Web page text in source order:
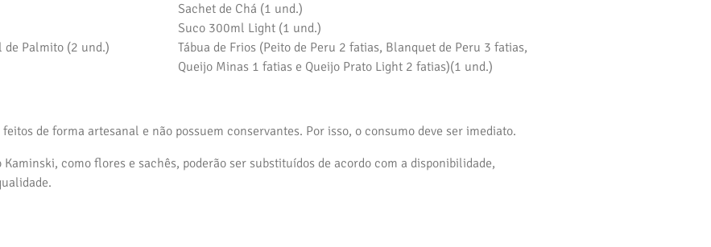
de Palmito (2 und.)
Sachet de Chá (1 und.)
Suco 300ml Light (1 und.)
Tábua de Frios (Peito de Peru 2 fatias, Blanquet de Peru 3 fatias,
Queijo Minas 1 fatias e Queijo Prato Light 2 fatias)(1 und.)
de forma artesanal e não possuem conservantes. Por isso, o consumo deve ser imediato.
como flores e sachês, poderão ser substituídos de acordo com a disponibilidade,